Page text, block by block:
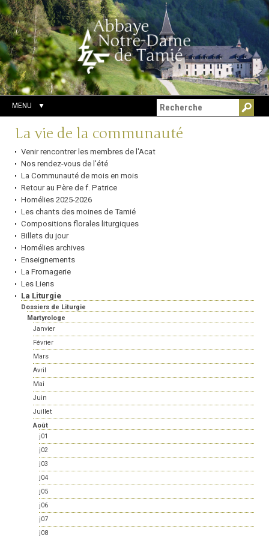
Aller
au
contenu.
|
Aller
à
la
navigation
Outils
personnels
Chercher par
Recherche
avancée…
MENU
Navigation
La vie de la communauté
Venir rencontrer les membres de l'Acat
Nos rendez-vous de l'été
La Communauté de mois en mois
Retour au Père de f. Patrice
Homélies 2025-2026
Les chants des moines de Tamié
Compositions florales liturgiques
Billets du jour
Homélies archives
Enseignements
La Fromagerie
Les Liens
La Liturgie
Dossiers de Liturgie
Martyrologe
Janvier
Février
Mars
Avril
Mai
Juin
Juillet
Août
j01
j02
j03
j04
j05
j06
j07
j08